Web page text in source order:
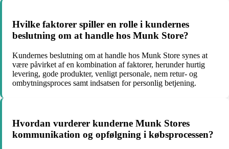
Hvilke faktorer spiller en rolle i kundernes
beslutning om at handle hos Munk Store?
Kundernes beslutning om at handle hos Munk Store synes at
være påvirket af en kombination af faktorer, herunder hurtig
levering, gode produkter, venligt personale, nem retur- og
ombytningsproces samt indsatsen for personlig betjening.
Hvordan vurderer kunderne Munk Stores
kommunikation og opfølgning i købsprocessen?